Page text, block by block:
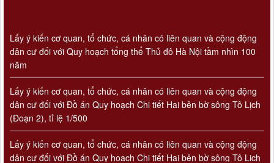
Lấy ý kiến cơ quan, tổ chức, cá nhân có liên quan và cộng động
dân cư đối với Quy hoạch tổng thể Thủ đô Hà Nội tầm nhìn 100
năm
Lấy ý kiến cơ quan, tổ chức, cá nhân có liên quan và cộng động
dân cư đối với Đồ án Quy hoạch Chi tiết Hai bên bờ sông Tô Lịch
(Đoạn 2), tỉ lệ 1/500
Lấy ý kiến cơ quan, tổ chức, cá nhân có liên quan và cộng động
dân cư đối với Đồ án Quy hoạch Chi tiết Hai bên bờ sông Tô Lịch